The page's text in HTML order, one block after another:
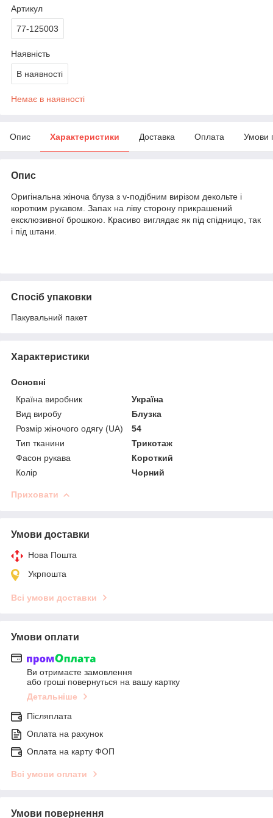
Артикул
77-125003
Наявність
В наявності
Немає в наявності
Опис Характеристики Доставка Оплата Умови
Опис
Оригінальна жіноча блуза з v-подібним вирізом декольте і
коротким рукавом. Запах на ліву сторону прикрашений
ексклюзивної брошкою. Красиво виглядає як під спідницю, так
і під штани.
Спосіб упаковки
Пакувальний пакет
Характеристики
Основні
Країна виробник
Україна
Вид виробу
Блузка
Розмір жіночого одягу (UA)
54
Тип тканини
Трикотаж
Фасон рукава
Короткий
Колір
Чорний
Приховати
Умови доставки
Нова Пошта
Укрпошта
Всі умови доставки
Умови оплати
Ви отримаєте замовлення
або гроші повернуться на вашу картку
Детальніше
Післяплата
Оплата на рахунок
Оплата на карту ФОП
Всі умови оплати
Умови повернення